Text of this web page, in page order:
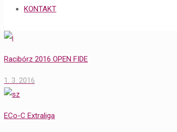
KONTAKT
Racibórz 2016 OPEN FIDE
1. 3. 2016
ECo-C Extraliga